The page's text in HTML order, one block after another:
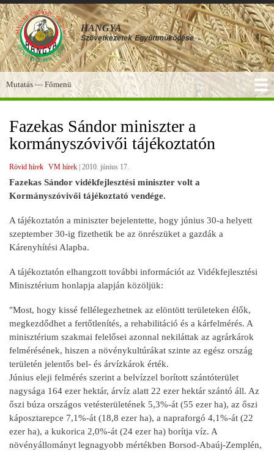
Ugrás
a
tartalomra
HANGYA
Szövetkezetek Együttműködése
Főmenü
Mutatás — Főmenü
Fazekas Sándor miniszter a
kormányszóvivői tájékoztatón
Rövid hírek VM hírek 2010. június 17.
Fazekas Sándor vidékfejlesztési miniszter volt a
Kormányszóvivői tájékoztató vendége.
A tájékoztatón a miniszter bejelentette, hogy június 30-a helyett
szeptember 30-ig fizethetik be az önrészüket a gazdák a
Kárenyhítési Alapba.
A tájékoztatón elhangzott további információt az Vidékfejlesztési
Minisztérium honlapja alapján közöljük:
"Most, hogy kissé fellélegezhetnek az elöntött területeken élők,
megkezdődhet a fertőtlenítés, a rehabilitáció és a kárfelmérés. A
minisztérium szakmai felelősei azonnal nekiláttak az agrárkárok
felmérésének, hiszen a növénykultúrákat szinte az egész ország
területén jelentős bel- és árvízkárok érték.
Június eleji felmérés szerint a belvízzel borított szántóterület
nagysága 164 ezer hektár, árvíz alatt 22 ezer hektár szántó áll. Az
őszi búza országos vetésterületének 5,3%-át (55 ezer ha), az őszi
káposztarepce 7,1%-át (18,8 ezer ha), a napraforgó 4,1%-át (22
ezer ha), a kukorica 2,0%-át (24 ezer ha) borítja víz. A
növényállományt legnagyobb mértékben Borsod-Abaúj-Zemplén,